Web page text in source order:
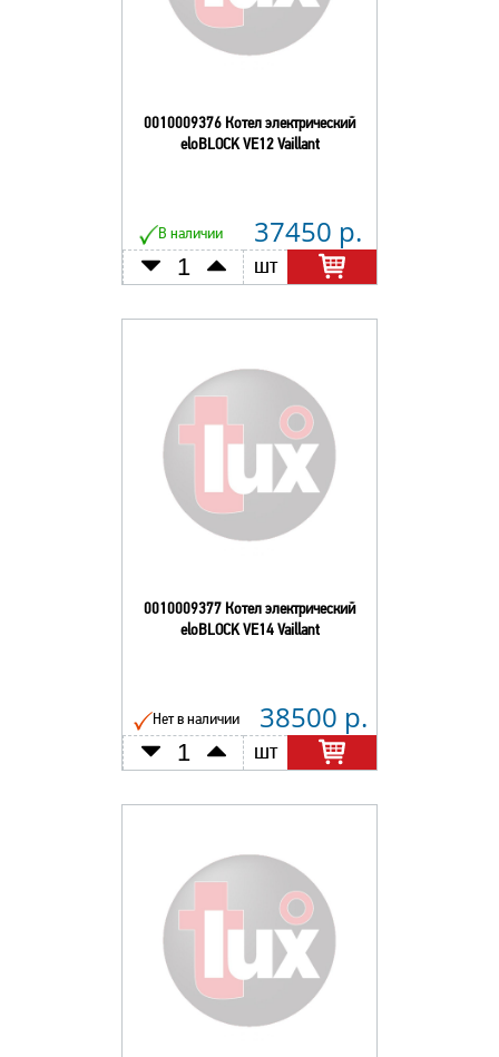
0010009376 Котел электрический
eloBLOCK VE12 Vaillant
В наличии 37450 р.
шт
0010009377 Котел электрический
eloBLOCK VE14 Vaillant
Нет в наличии 38500 р.
шт